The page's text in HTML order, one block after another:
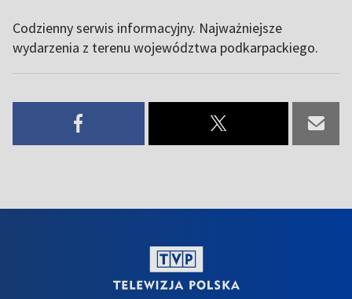
Codzienny serwis informacyjny. Najważniejsze
wydarzenia z terenu województwa podkarpackiego.